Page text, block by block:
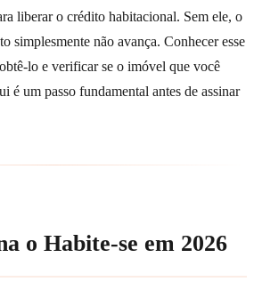
liberar o crédito habitacional. Sem ele, o
simplesmente não avança. Conhecer esse
lo e verificar se o imóvel que você
é um passo fundamental antes de assinar
o Habite-se em 2026